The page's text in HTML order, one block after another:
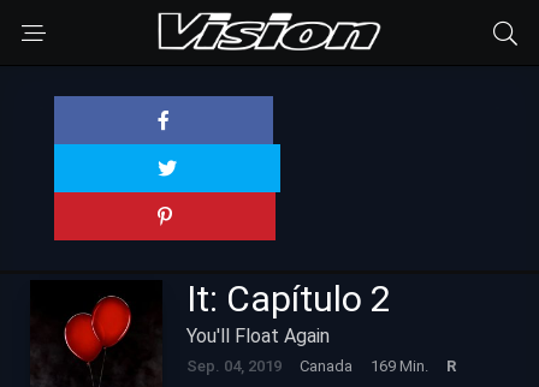
It: Capítulo 2
You'll Float Again
Sep. 04, 2019 Canada 169 Min. R